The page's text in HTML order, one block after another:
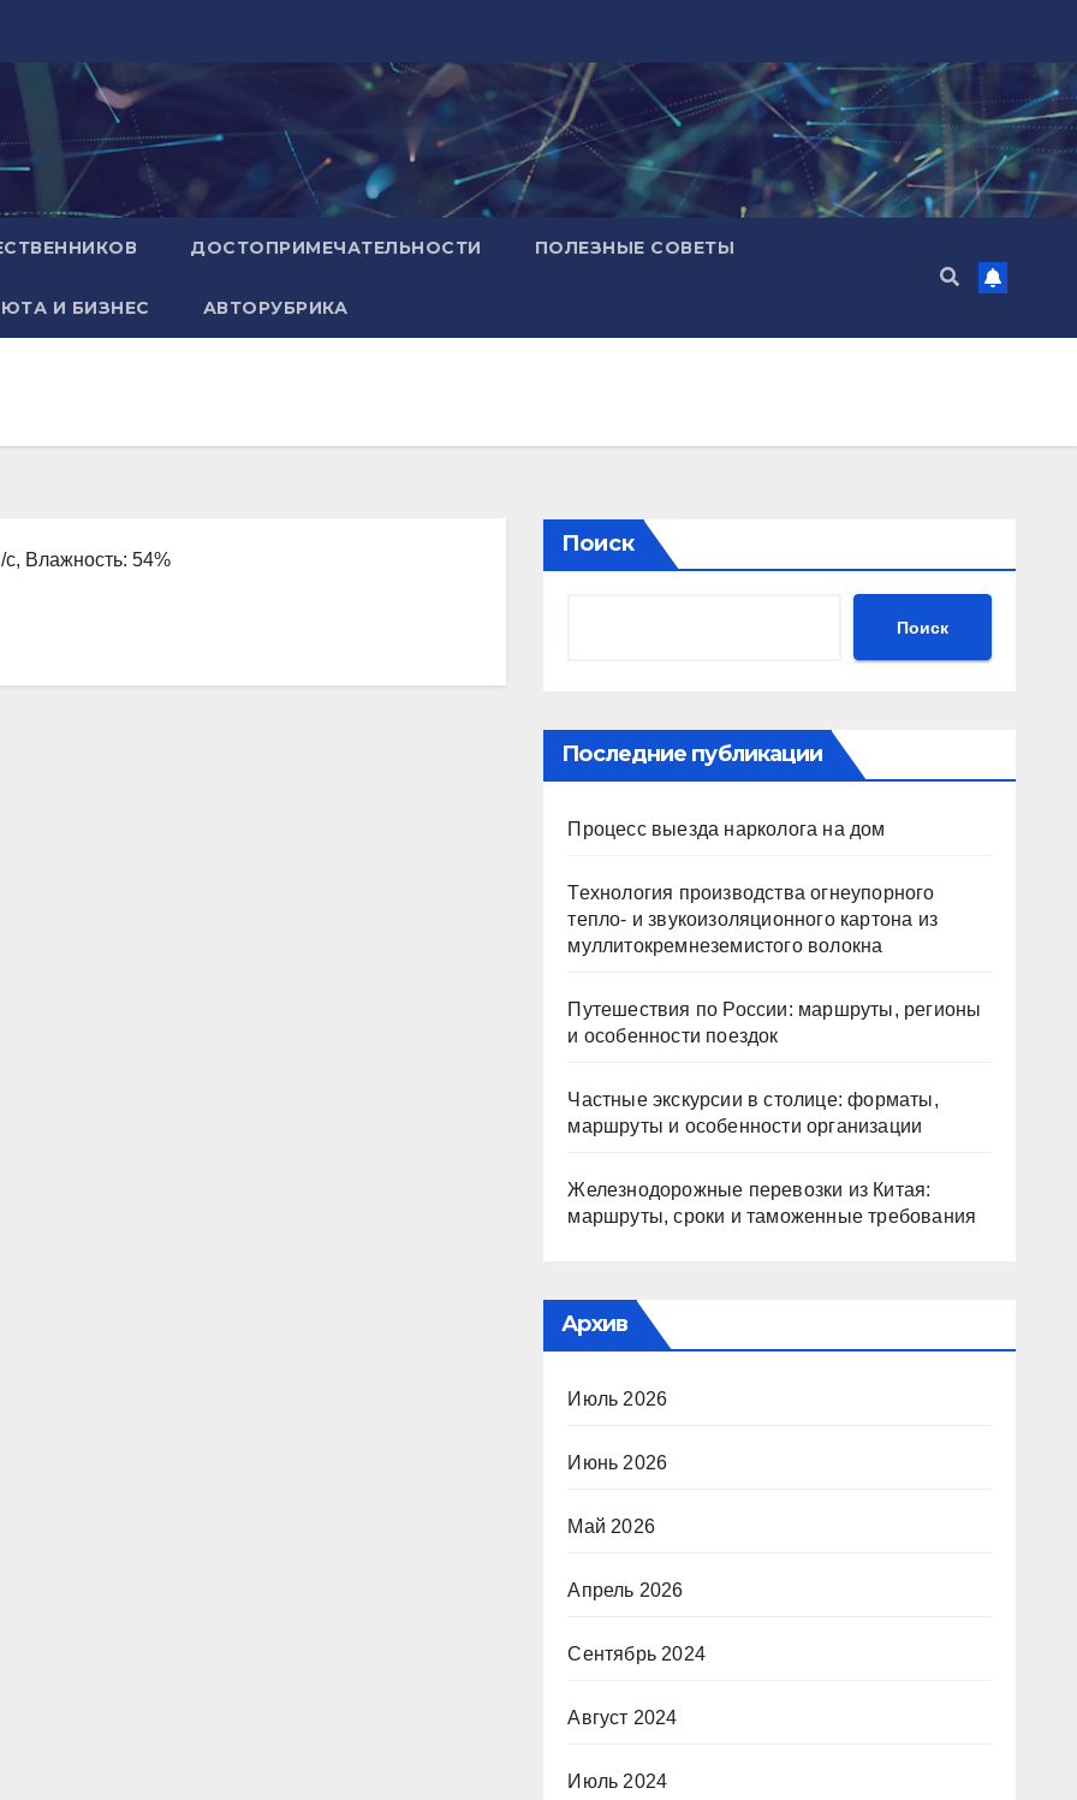
ДОСТОПРИМЕЧАТЕЛЬНОСТИ ПОЛЕЗНЫЕ СОВЕТЫ
И БИЗНЕС АВТОРУБРИКА
Влажность: 54%
Поиск
Поиск
Последние публикации
Процесс выезда нарколога на дом
Технология производства огнеупорного
тепло- и звукоизоляционного картона из
муллитокремнеземистого волокна
Путешествия по России: маршруты, регионы
и особенности поездок
Частные экскурсии в столице: форматы,
маршруты и особенности организации
Железнодорожные перевозки из Китая:
маршруты, сроки и таможенные требования
Архив
Июль 2026
Июнь 2026
Май 2026
Апрель 2026
Сентябрь 2024
Август 2024
Июль 2024